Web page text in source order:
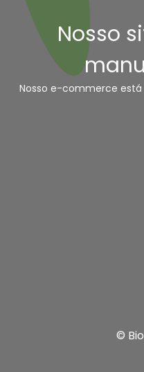
Nosso
Nosso e-commerce
©